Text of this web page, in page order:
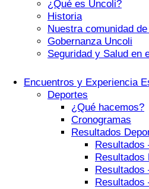
¿Qué es Uncoli?
Historia
Nuestra comunidad
Gobernanza Uncoli
Seguridad y Salud en
Encuentros y Experiencia
Deportes
¿Qué hacemos?
Cronogramas
Resultados
Resultados
Resultados
Resultados
Resultados